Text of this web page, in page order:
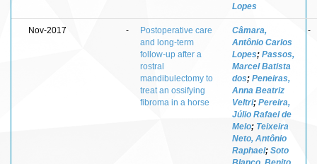
Lopes
Nov-2017 -
Postoperative care
and long-term
follow-up after a
rostral
mandibulectomy to
treat an ossifying
fibroma in a horse
Câmara,
Antônio Carlos
Lopes; Passos,
Marcel Batista
dos; Peneiras,
Anna Beatriz
Veltri; Pereira,
Júlio Rafael de
Melo; Teixeira
Neto, Antônio
Raphael; Soto
-